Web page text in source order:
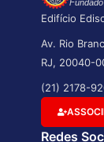
Edifício
Av. Rio
RJ, 20040-
(21) 2178-
Redes